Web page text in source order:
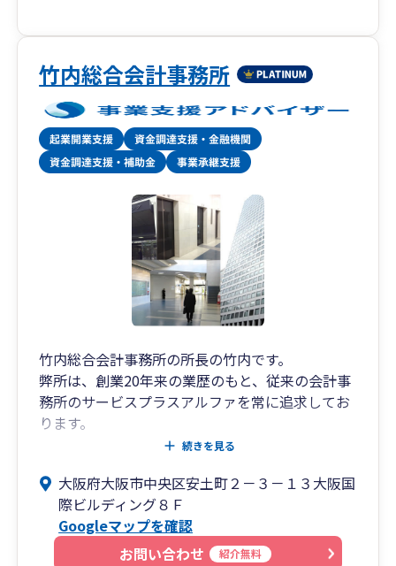
相続対策、事業承継などの特殊業務まで、経営に
関わることであれば何でもお気軽にご相談くださ
い。
竹内総合会計事務所
竹内総合会計事務所の所長の竹内です。
弊所は、創業20年来の業歴のもと、従来の会計事
務所のサービスプラスアルファを常に追求してお
ります。
所内には、税理士、中小企業診断士、行政書士、
業者様に対し、経営のワンストップサービスの提
供を心掛けて、スタッフ全員が日々研鑽を積んで
おります。
ぜひ、一度ご相談にお越しくださいませ。
続きを見る
大阪府大阪市中央区安土町２－３－１３大阪国
際ビルディング８Ｆ
Googleマップを確認
お問い合わせ
紹介無料